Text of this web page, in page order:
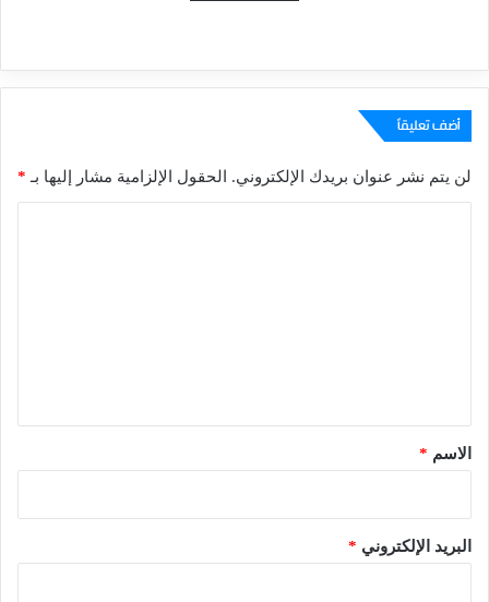
أضف تعليقاً
لن يتم نشر عنوان بريدك الإلكتروني. الحقول الإلزامية مشار إليها بـ *
*الاسم *
البريد الإلكتروني *